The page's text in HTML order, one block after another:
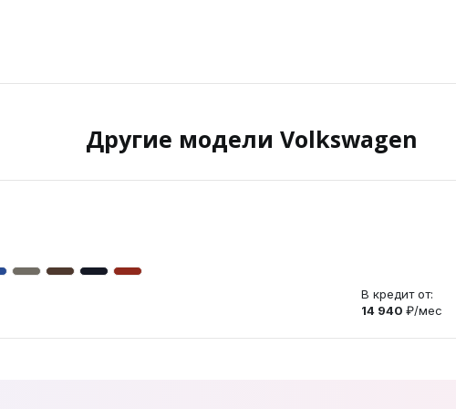
Другие модели Volkswagen
В кредит от:
14 940 ₽/мес